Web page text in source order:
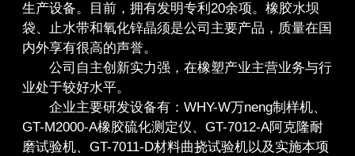
生产设备。目前，拥有发明专利20余项。橡胶水坝
袋、止水带和氧化锌晶须是公司主要产品，质量在国
内外享有很高的声誉。
公司自主创新实力强，在橡塑产业主营业务与行
业处于较好水平。
企业主要研发设备有：WHY-W万neng制样机、
GT-M2000-A橡胶硫化测定仪、GT-7012-A阿克隆耐
磨试验机、GT-7011-D材料曲挠试验机以及实施本项